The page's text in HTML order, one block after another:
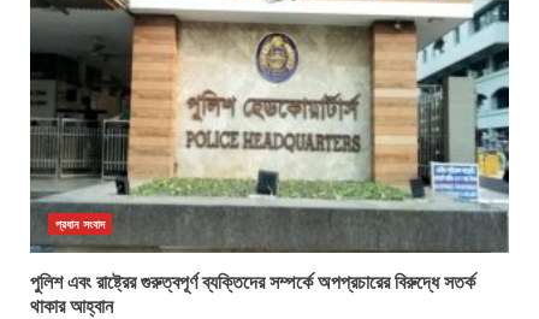
প্রধান সংবাদ
পুলিশ এবং রাষ্ট্রের গুরুত্বপূর্ণ ব্যক্তিদের সম্পর্কে অপপ্রচারের বিরুদ্ধে সতর্ক
থাকার আহ্বান